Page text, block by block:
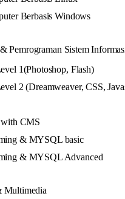
Berbasis Windows
Pemrograman Sistem
1(Photoshop, Flash)
2 (Dreamweaver, CSS,
CMS
& MYSQL basic
& MYSQL Advanced
Multimedia